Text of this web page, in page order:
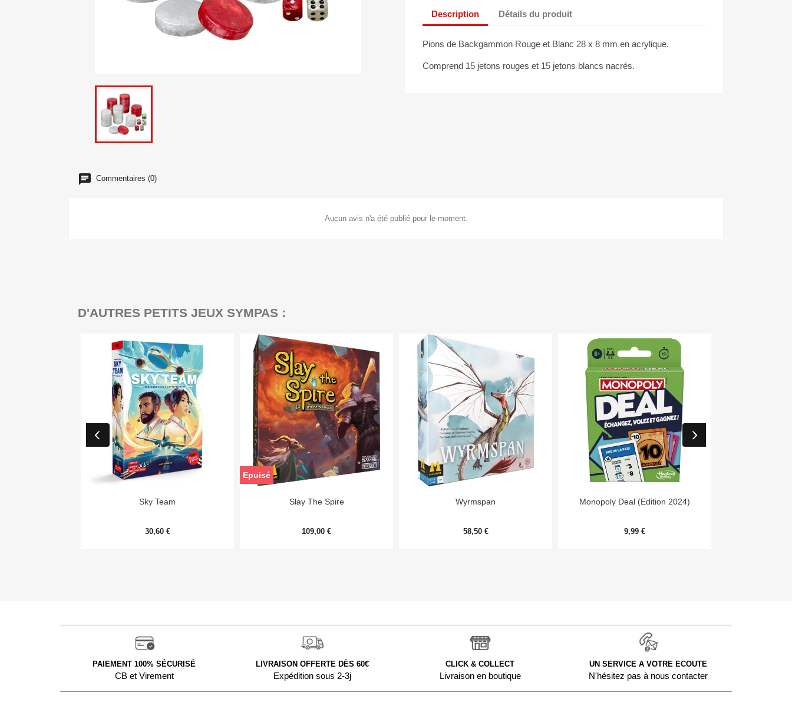
Description Détails du produit
Pions de Backgammon Rouge et Blanc 28 x 8 mm en acrylique.
Comprend 15 jetons rouges et 15 jetons blancs nacrés.
Commentaires (0)
Aucun avis n'a été publié pour le moment.
D'AUTRES PETITS JEUX SYMPAS :
Aperçu rapide
Sky Team
30,60 €
Aperçu rapide
Slay The Spire
109,00 €
Epuisé
Aperçu rapide
Wyrmspan
58,50 €
Aperçu rapide
Monopoly Deal (Edition 2024)
9,99 €
PAIEMENT 100% SÉCURISÉ
CB et Virement
LIVRAISON OFFERTE DÈS 60€
Expédition sous 2-3j
CLICK & COLLECT
Livraison en boutique
UN SERVICE A VOTRE ECOUTE
N'hésitez pas à nous contacter